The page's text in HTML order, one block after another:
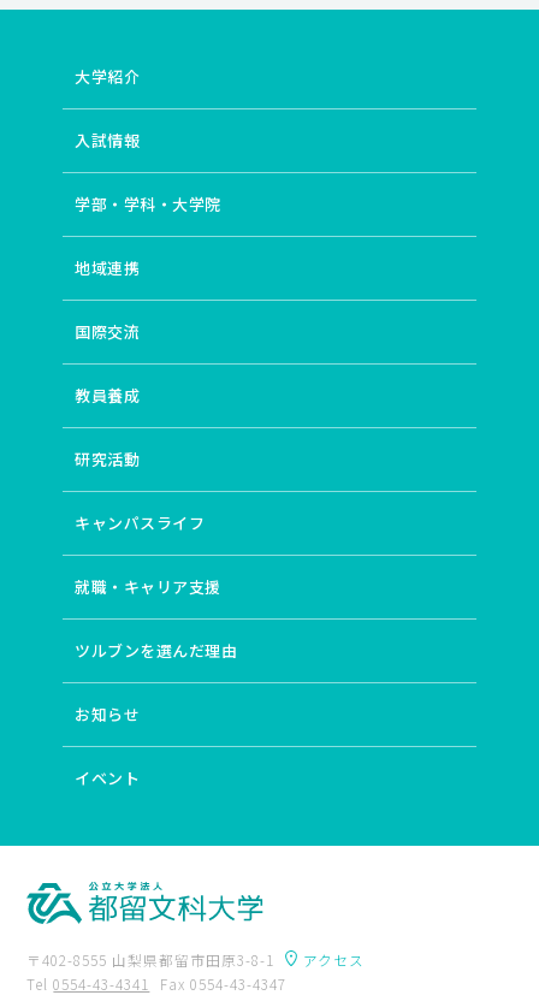
大学紹介
入試情報
学部・学科・大学院
地域連携
国際交流
教員養成
研究活動
キャンパスライフ
就職・キャリア支援
ツルブンを選んだ理由
お知らせ
イベント
〒402-8555 山梨県都留市田原3-8-1
アクセス
Tel0554-43-4341 Fax 0554-43-4347